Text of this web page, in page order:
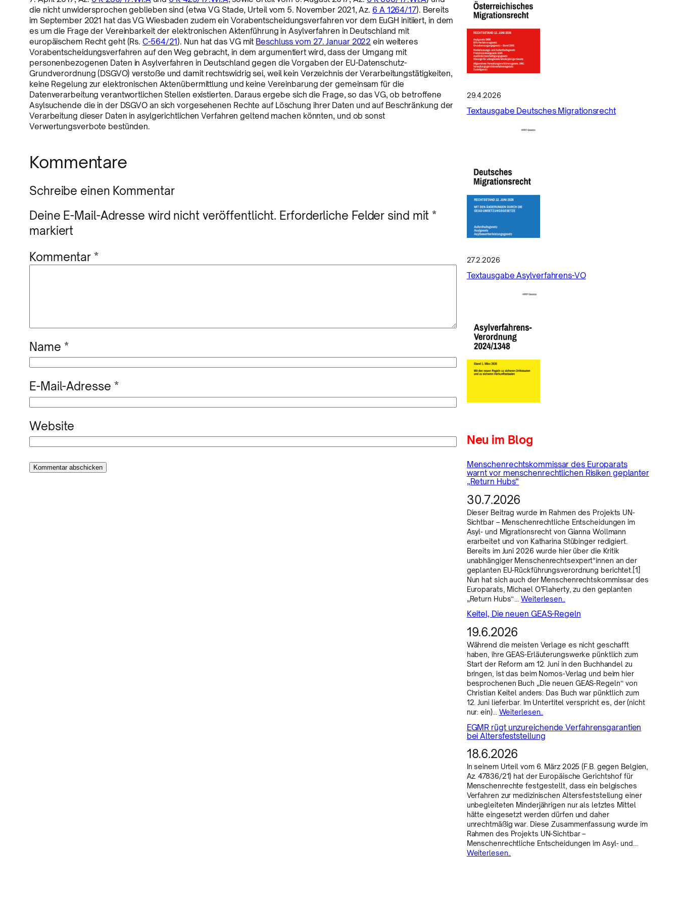
die nicht unwidersprochen geblieben sind (etwa VG Stade, Urteil vom 5. November 2021, Az. 6 A 1264/17). Bereits
im September 2021 hat das VG Wiesbaden zudem ein Vorabentscheidungsverfahren vor dem EuGH initiiert, in dem
es um die Frage der Vereinbarkeit der elektronischen Aktenführung in Asylverfahren in Deutschland mit
europäischem Recht geht (Rs.C-564/21 ). Nun hat das VG mit Beschluss vom 27. Januar 2022 ein weiteres
Vorabentscheidungsverfahren auf den Weg gebracht, in dem argumentiert wird, dass der Umgang mit
personenbezogenen Daten in Asylverfahren in Deutschland gegen die Vorgaben der EU-Datenschutz-
Grundverordnung (DSGVO) verstoße und damit rechtswidrig sei, weil kein Verzeichnis der Verarbeitungstätigkeiten,
keine Regelung zur elektronischen Aktenübermittlung und keine Vereinbarung der gemeinsam für die
Datenverarbeitung verantwortlichen Stellen existierten. Daraus ergebe sich die Frage, so das VG, ob betroffene
Asylsuchende die in der DSGVO an sich vorgesehenen Rechte auf Löschung ihrer Daten und auf Beschränkung der
Verarbeitung dieser Daten in asylgerichtlichen Verfahren geltend machen könnten, und ob sonst
Verwertungsverbote bestünden.
Kommentare
Schreibe einen Kommentar
Deine E-Mail-Adresse wird nicht veröffentlicht. Erforderliche Felder sind mit *
markiert
Kommentar *
Name *
E-Mail-Adresse *
Website
29.4.2026
Textausgabe Deutsches Migrationsrecht
27.2.2026
Textausgabe Asylverfahrens-VO
Neu im Blog
Menschenrechtskommissar des Europarats
warnt vor menschenrechtlichen Risiken geplanter
„Return Hubs“
30.7.2026
Dieser Beitrag wurde im Rahmen des Projekts UN-
Sichtbar – Menschenrechtliche Entscheidungen im
Asyl- und Migrationsrecht von Gianna Wollmann
erarbeitet und von Katharina Stübinger redigiert.
Bereits im Juni 2026 wurde hier über die Kritik
unabhängiger Menschenrechtsexpert*innen an der
geplanten EU-Rückführungsverordnung berichtet.[1]
Nun hat sich auch der Menschenrechtskommissar des
Europarats, Michael O’Flaherty, zu den geplanten
„Return Hubs“…Weiterlesen..
Keitel, Die neuen GEAS-Regeln
19.6.2026
Während die meisten Verlage es nicht geschafft
haben, ihre GEAS-Erläuterungswerke pünktlich zum
Start der Reform am 12. Juni in den Buchhandel zu
bringen, ist das beim Nomos-Verlag und beim hier
besprochenen Buch „Die neuen GEAS-Regeln“ von
Christian Keitel anders: Das Buch war pünktlich zum
12. Juni lieferbar. Im Untertitel verspricht es, der (nicht
nur: ein)… Weiterlesen..
EGMR rügt unzureichende Verfahrensgarantien
bei Altersfeststellung
18.6.2026
In seinem Urteil vom 6. März 2025 (F.B. gegen Belgien,
Az. 47836/21) hat der Europäische Gerichtshof für
Menschenrechte festgestellt, dass ein belgisches
Verfahren zur medizinischen Altersfeststellung einer
unbegleiteten Minderjährigen nur als letztes Mittel
hätte eingesetzt werden dürfen und daher
unrechtmäßig war. Diese Zusammenfassung wurde im
Rahmen des Projekts UN-Sichtbar –
Menschenrechtliche Entscheidungen im Asyl- und…
Weiterlesen..